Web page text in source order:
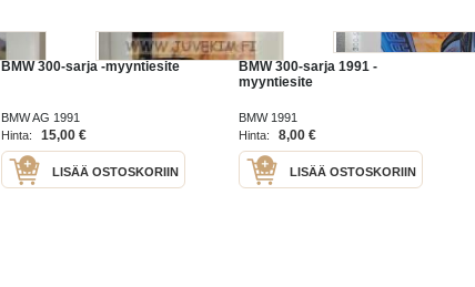
BMW 300-sarja -myyntiesite
BMW AG 1991
Hinta:
15,00 €
LISÄÄ OSTOSKORIIN
BMW 300-sarja 1991 -
myyntiesite
BMW 1991
Hinta:
8,00 €
LISÄÄ OSTOSKORIIN